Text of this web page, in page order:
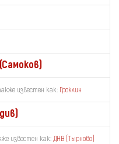
известен как: Гроклин
известен как:ДНВ (Тырново)